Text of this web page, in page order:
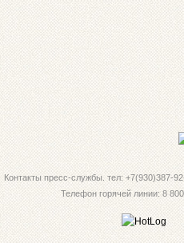
Контакты пресс-службы. тел: +7(930)387-
Телефон горячей линии: 8